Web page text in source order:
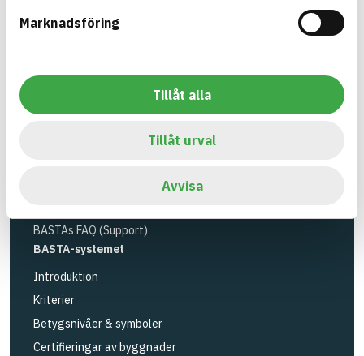
Marknadsföring
Tillåt alla
Tillåt urval
Avvisa
Verktyg
Loggbok
BASTAs FAQ (Support)
BASTA-systemet
Introduktion
Kriterier
Betygsnivåer & symboler
Certifieringar av byggnader